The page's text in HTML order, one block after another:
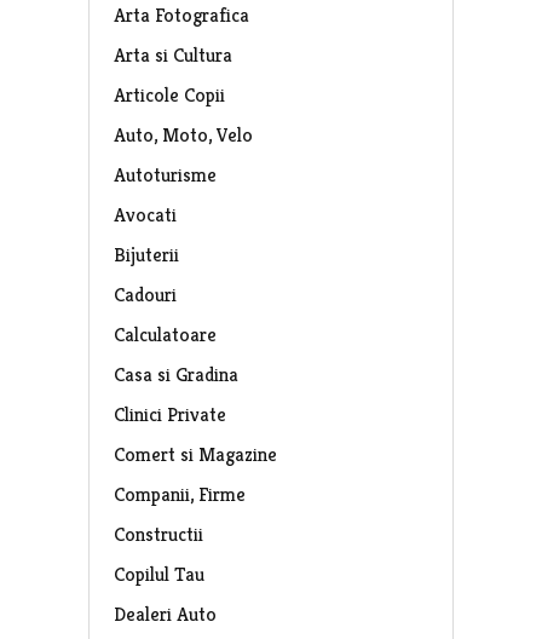
Arta Fotografica
Arta si Cultura
Articole Copii
Auto, Moto, Velo
Autoturisme
Avocati
Bijuterii
Cadouri
Calculatoare
Casa si Gradina
Clinici Private
Comert si Magazine
Companii, Firme
Constructii
Copilul Tau
Dealeri Auto